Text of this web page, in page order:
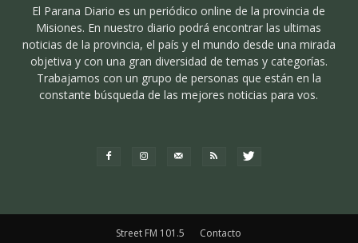
El Parana Diario es un periódico online de la provincia de
Misiones. En nuestro diario podrá encontrar las ultimas
noticias de la provincia, el país y el mundo desde una mirada
objetiva y con una gran diversidad de temas y categorías.
Trabajamos con un grupo de personas que están en la
constante búsqueda de las mejores noticias para vos.
Street FM 101.5 Contacto